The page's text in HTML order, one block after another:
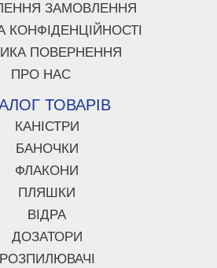
ЗАМОВЛЕННЯ
КОНФІДЕНЦІЙНОСТІ
ПОВЕРНЕННЯ
ПРО НАС
ТОВАРІВ
КАНІСТРИ
БАНОЧКИ
ФЛАКОНИ
ПЛЯШКИ
ВІДРА
ДОЗАТОРИ
РОЗПИЛЮВАЧІ